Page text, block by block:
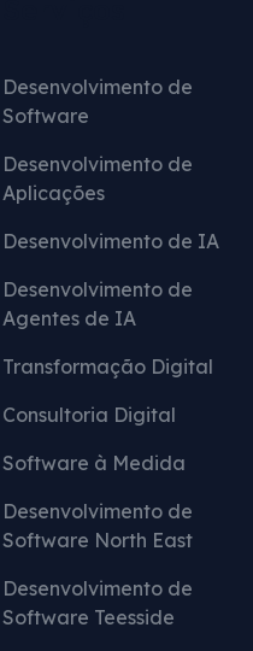
Desenvolvimento de
Software
Desenvolvimento de
Aplicações
Desenvolvimento de IA
Desenvolvimento de
Agentes de IA
Transformação Digital
Consultoria Digital
Software à Medida
Desenvolvimento de
Software North East
Desenvolvimento de
Software Teesside